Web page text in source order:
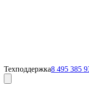
Техподдержка8 495 385